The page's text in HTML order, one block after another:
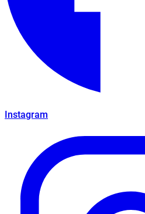
Instagram